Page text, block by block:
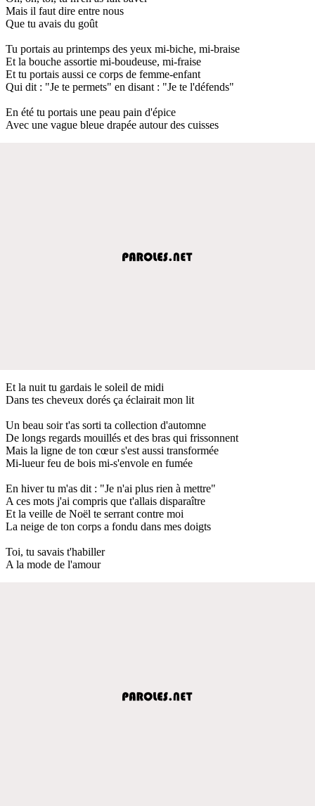
Mais il faut dire entre nous
Que tu avais du goût
Tu portais au printemps des yeux mi-biche, mi-braise
Et la bouche assortie mi-boudeuse, mi-fraise
Et tu portais aussi ce corps de femme-enfant
Qui dit : "Je te permets" en disant : "Je te l'défends"
En été tu portais une peau pain d'épice
Avec une vague bleue drapée autour des cuisses
Et la nuit tu gardais le soleil de midi
Dans tes cheveux dorés ça éclairait mon lit
Un beau soir t'as sorti ta collection d'automne
De longs regards mouillés et des bras qui frissonnent
Mais la ligne de ton cœur s'est aussi transformée
Mi-lueur feu de bois mi-s'envole en fumée
En hiver tu m'as dit : "Je n'ai plus rien à mettre"
A ces mots j'ai compris que t'allais disparaître
Et la veille de Noël te serrant contre moi
La neige de ton corps a fondu dans mes doigts
Toi, tu savais t'habiller
A la mode de l'amour